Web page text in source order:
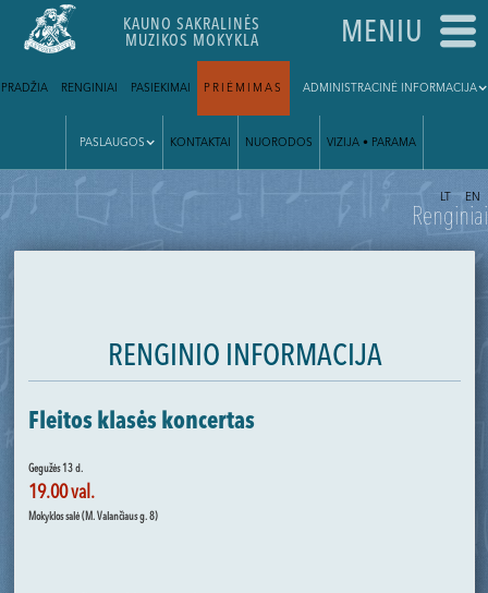
KAUNO SAKRALINĖS
MUZIKOS MOKYKLA
MENIU
PRADŽIA RENGINIAI PASIEKIMAI PRIĖMIMAS ADMINISTRACINĖ INFORMACIJA
PASLAUGOS KONTAKTAI NUORODOS VIZIJA • PARAMA
| LT EN
Renginiai
RENGINIO INFORMACIJA
Fleitos klasės koncertas
Gegužės 13 d.
19.00 val.
Mokyklos salė (M. Valančiaus g. 8)